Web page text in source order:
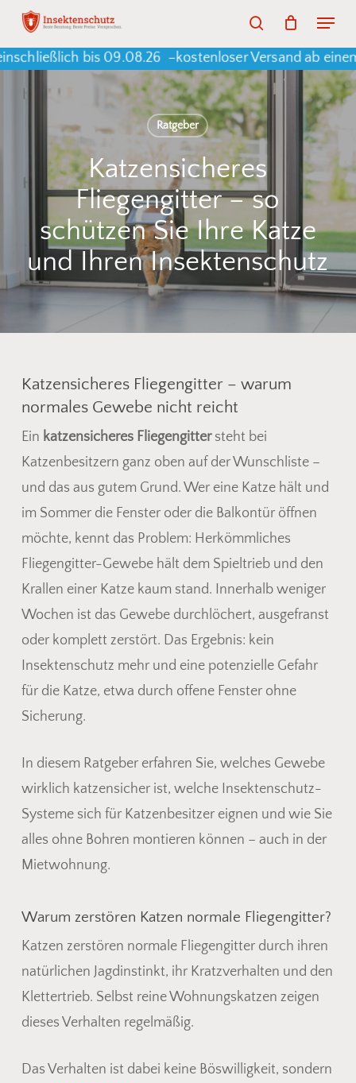
Skip
main
content
Menu
Cart
bis 09.08.26 –kostenloser Versand ab einem
Ratgeber
Katzensicheres
Fliegengitter – so
schützen Sie Ihre Katze
und Ihren Insektenschutz
Katzensicheres Fliegengitter – warum
normales Gewebe nicht reicht
Ein katzensicheres Fliegengittersteht bei
Katzenbesitzern ganz oben auf der Wunschliste –
und das aus gutem Grund. Wer eine Katze hält und
im Sommer die Fenster oder die Balkontür öffnen
möchte, kennt das Problem: Herkömmliches
Fliegengitter-Gewebe hält dem Spieltrieb und den
Krallen einer Katze kaum stand. Innerhalb weniger
Wochen ist das Gewebe durchlöchert, ausgefranst
oder komplett zerstört. Das Ergebnis: kein
Insektenschutz mehr und eine potenzielle Gefahr
für die Katze, etwa durch offene Fenster ohne
Sicherung.
In diesem Ratgeber erfahren Sie, welches Gewebe
wirklich katzensicher ist, welche Insektenschutz-
Systeme sich für Katzenbesitzer eignen und wie Sie
alles ohne Bohren montieren können – auch in der
Mietwohnung.
Warum zerstören Katzen normale Fliegengitter?
Katzen zerstören normale Fliegengitter durch ihren
natürlichen Jagdinstinkt, ihr Kratzverhalten und den
Klettertrieb. Selbst reine Wohnungskatzen zeigen
dieses Verhalten regelmäßig.
Das Verhalten ist dabei keine Böswilligkeit, sondern